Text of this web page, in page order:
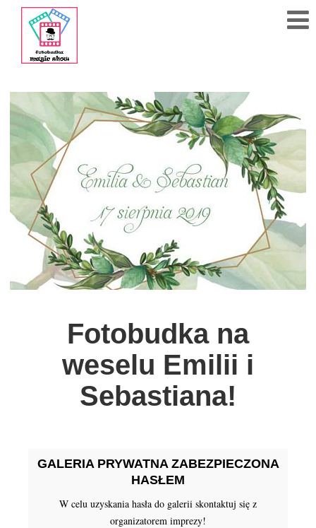
Fotobudka na
weselu Emilii i
Sebastiana!
GALERIA PRYWATNA ZABEZPIECZONA
HASŁEM
W celu uzyskania hasła do galerii skontaktuj się z
organizatorem imprezy!
Polub
na fb!
Strona
Główna
Cennik
Kontakt
Aktualności